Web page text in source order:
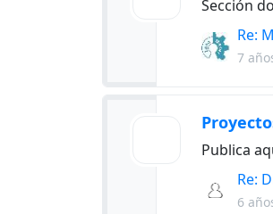
Sección
Re:
7
Publica
Re:
6